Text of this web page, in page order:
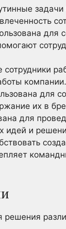
задачи
для
компании.
для
их в
для
идей и